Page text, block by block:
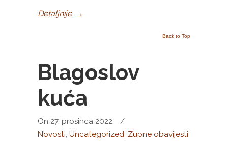
Detaljnije →
Back to Top
Blagoslov
kuća
On 27. prosinca 2022.
/
Novosti, Uncategorized, Zupne obavijesti